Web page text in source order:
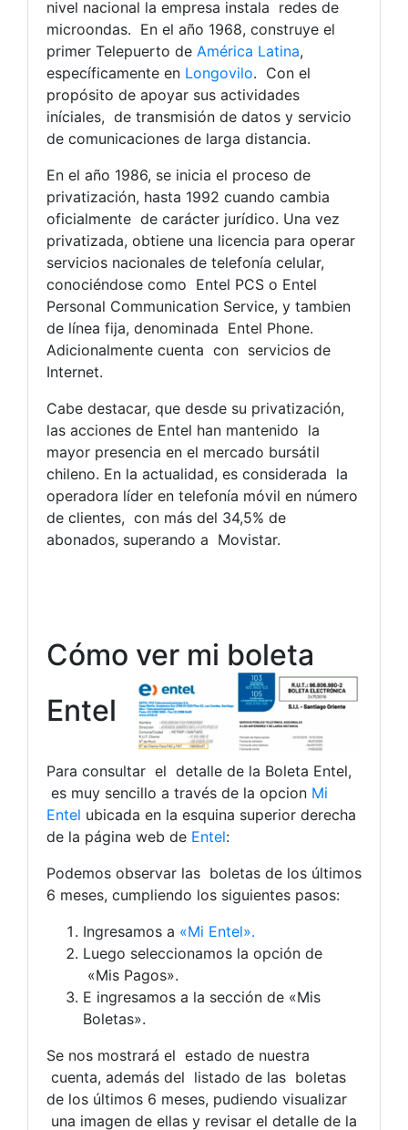
nivel nacional la empresa instala redes de
microondas. En el año 1968, construye el
primer Telepuerto de América Latina,
específicamente en Longovilo. Con el
propósito de apoyar sus actividades
iníciales, de transmisión de datos y servicio
de comunicaciones de larga distancia.
En el año 1986, se inicia el proceso de
privatización, hasta 1992 cuando cambia
oficialmente de carácter jurídico. Una vez
privatizada, obtiene una licencia para operar
servicios nacionales de telefonía celular,
conociéndose como Entel PCS o Entel
Personal Communication Service, y tambien
de línea fija, denominada Entel Phone.
Adicionalmente cuenta con servicios de
Internet.
Cabe destacar, que desde su privatización,
las acciones de Entel han mantenido la
mayor presencia en el mercado bursátil
chileno. En la actualidad, es considerada la
operadora líder en telefonía móvil en número
de clientes, con más del 34,5% de
abonados, superando a Movistar.
Cómo ver mi boleta
Entel
Para consultar el detalle de la Boleta Entel,
es muy sencillo a través de la opcion Mi
Entel ubicada en la esquina superior derecha
de la página web de Entel:
Podemos observar las boletas de los últimos
6 meses, cumpliendo los siguientes pasos:
Ingresamos a «Mi Entel».
Luego seleccionamos la opción de
«Mis Pagos».
E ingresamos a la sección de «Mis
Boletas».
Se nos mostrará el estado de nuestra
cuenta, además del listado de las boletas
de los últimos 6 meses, pudiendo visualizar
una imagen de ellas y revisar el detalle de la